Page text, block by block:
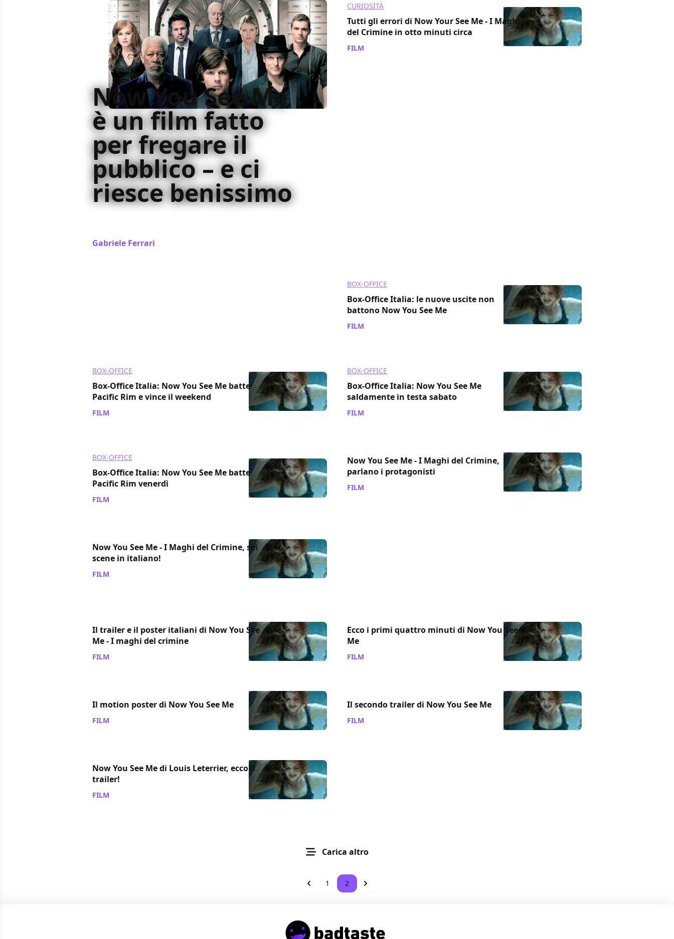
Now You See Me
è un film fatto
per fregare il
pubblico – e ci
riesce benissimo
Gabriele Ferrari
CURIOSITÀ
Tutti gli errori di Now Your See Me - I Maghi
del Crimine in otto minuti circa
FILM
BOX-OFFICE
Box-Office Italia: le nuove uscite non
battono Now You See Me
FILM
BOX-OFFICE
Box-Office Italia: Now You See Me batte
Pacific Rim e vince il weekend
FILM
BOX-OFFICE
Box-Office Italia: Now You See Me
saldamente in testa sabato
FILM
BOX-OFFICE
Box-Office Italia: Now You See Me batte
Pacific Rim venerdì
FILM
Now You See Me - I Maghi del Crimine,
parlano i protagonisti
FILM
Now You See Me - I Maghi del Crimine, sei
scene in italiano!
FILM
Il trailer e il poster italiani di Now You See
Me - I maghi del crimine
FILM
Ecco i primi quattro minuti di Now You See
Me
FILM
Il motion poster di Now You See Me
FILM
Il secondo trailer di Now You See Me
FILM
Now You See Me di Louis Leterrier, ecco il
trailer!
FILM
Carica altro
1 2